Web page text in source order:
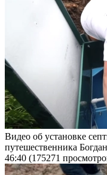
Видео об установке
путешественника
46:40 (175271